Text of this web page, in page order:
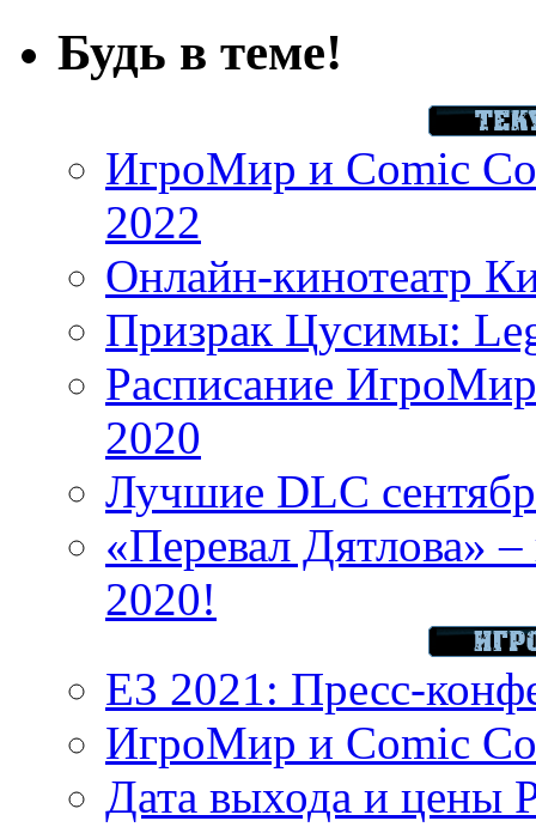
Будь в теме!
ИгроМир и Comic
2022
Онлайн-кинотеатр
Призрак Цусимы:
Расписание
2020
Лучшие DLC
«Перевал Дятлова»
2020!
E3 2021: Пресс-
ИгроМир и Comic
Дата выхода и цены